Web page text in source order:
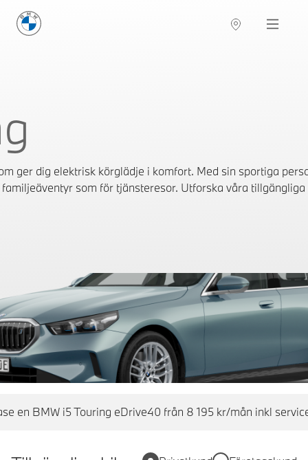
BMW Sverige Navigation
ger dig elektrisk körglädje i komfort. Med sin sportiga
som för tjänsteresor. Utforska våra
en BMW i5 Touring eDrive40 från 8 195 kr/mån inkl